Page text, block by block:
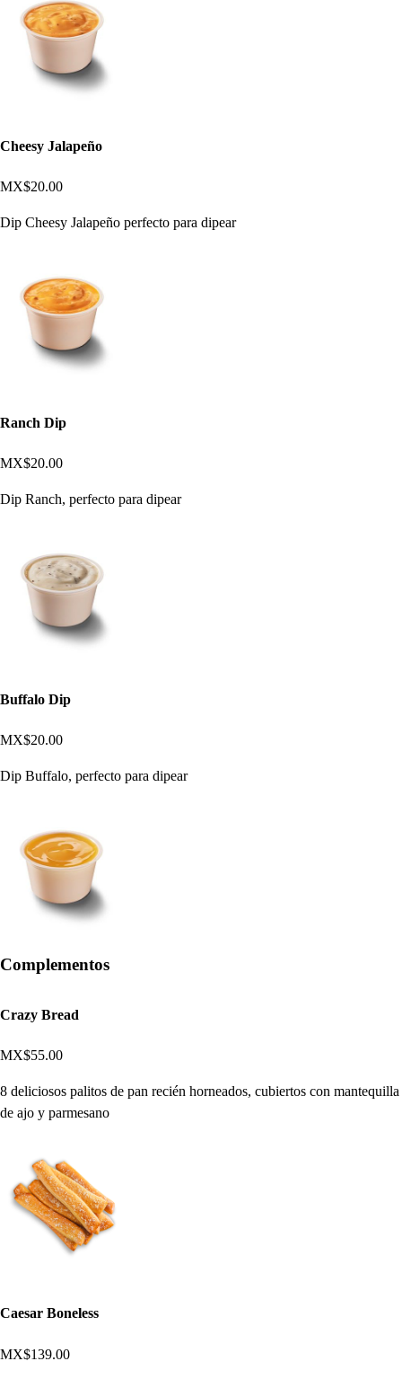
Cheesy Jalapeño
MX$20.00
Dip Cheesy Jalapeño perfecto para dipear
Ranch Dip
MX$20.00
Dip Ranch, perfecto para dipear
Buffalo Dip
MX$20.00
Dip Buffalo, perfecto para dipear
Complementos
Crazy Bread
MX$55.00
8 deliciosos palitos de pan recién horneados, cubiertos con mantequilla
de ajo y parmesano
Caesar Boneless
MX$139.00